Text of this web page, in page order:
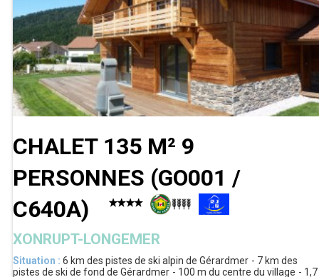
CHALET 135 M² 9
PERSONNES (GO001 /
C640A)
XONRUPT-LONGEMER
Situation : 6 km des pistes de ski alpin de Gérardmer 7 km des
pistes de ski de fond de Gérardmer
100 m du centre du village
1,7